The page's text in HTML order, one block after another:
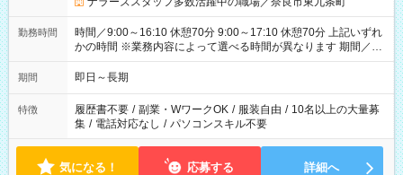
勤務時間
時間／9:00～16:10 休憩70分 9:00～17:10 休憩70分 上記いずれ
かの時間 ※業務内容によって選べる時間が異なります 期間／即
日～長期安定 スタート日は相談可能！ 勤務日／月～金の週4日
～でOK！
期間 即日～長期
特徴 履歴書不要 / 副業・WワークOK / 服装自由 / 10名以上の大量募
集 / 電話対応なし / パソコンスキル不要
気になる！ 応募する 詳細へ